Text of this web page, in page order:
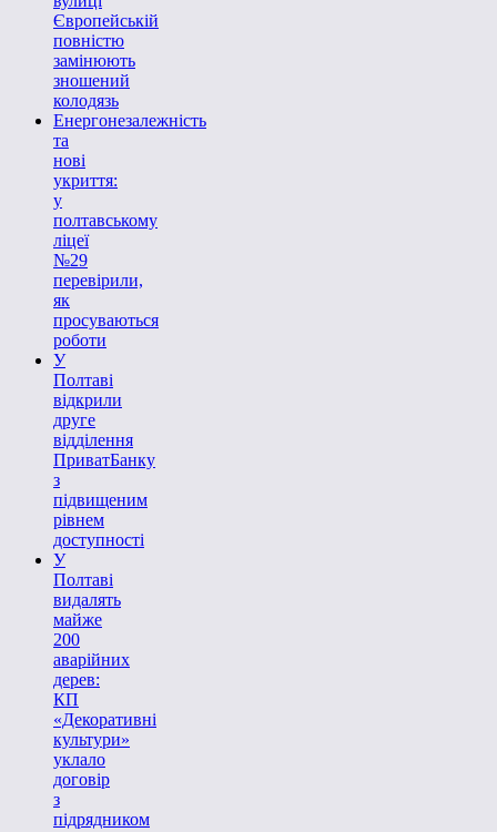
Європейській
повністю
замінюють
зношений
колодязь
Енергонезалежність
та
нові
укриття:
у
полтавському
ліцеї
№29
перевірили,
як
просуваються
роботи
У
Полтаві
відкрили
друге
відділення
ПриватБанку
з
підвищеним
рівнем
доступності
У
Полтаві
видалять
майже
200
аварійних
дерев:
КП
«Декоративні
культури»
уклало
договір
з
підрядником